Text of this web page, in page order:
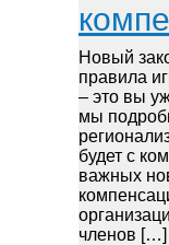
Новый
правила
– это вы
мы
будет с
важных
членов […]